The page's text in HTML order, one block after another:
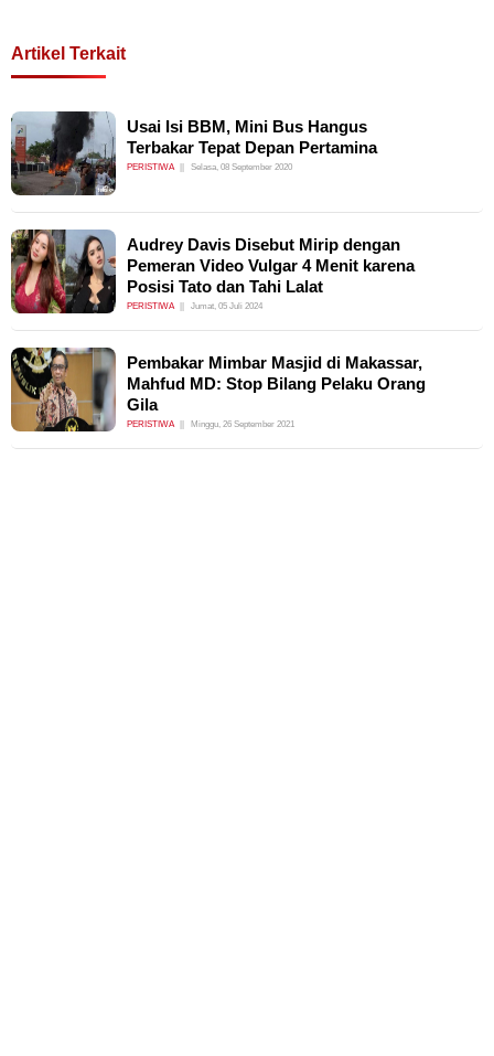
Artikel Terkait
Usai Isi BBM, Mini Bus Hangus
Terbakar Tepat Depan Pertamina
PERISTIWA Selasa, 08 September 2020
Audrey Davis Disebut Mirip dengan
Pemeran Video Vulgar 4 Menit karena
Posisi Tato dan Tahi Lalat
PERISTIWA Jumat, 05 Juli 2024
Pembakar Mimbar Masjid di Makassar,
Mahfud MD: Stop Bilang Pelaku Orang
Gila
PERISTIWA Minggu, 26 September 2021